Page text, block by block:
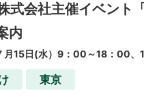
式会社主催イベン
内
月15日(水）9：00～18：00、
東京